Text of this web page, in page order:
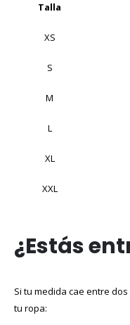
Talla
XS
S
M
L
XL
XXL
¿Estás
Si tu medida cae entre
tu ropa: